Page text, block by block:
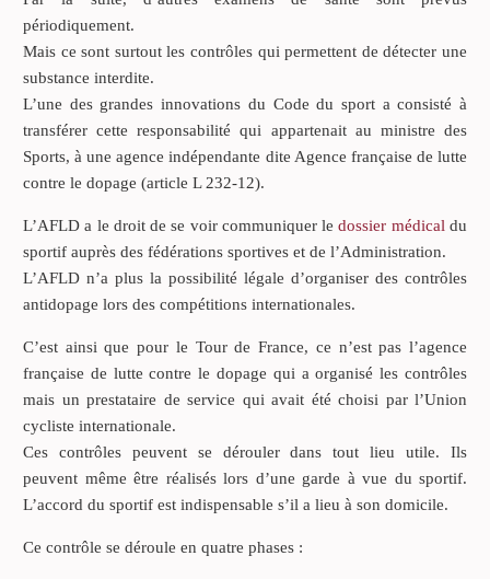
périodiquement.
Mais ce sont surtout les contrôles qui permettent de détecter une
substance interdite.
L’une des grandes innovations du Code du sport a consisté à
transférer cette responsabilité qui appartenait au ministre des
Sports, à une agence indépendante dite Agence française de lutte
contre le dopage (article L 232-12).
L’AFLD a le droit de se voir communiquer ledossier médical du
sportif auprès des fédérations sportives et de l’Administration.
L’AFLD n’a plus la possibilité légale d’organiser des contrôles
antidopage lors des compétitions internationales.
C’est ainsi que pour le Tour de France, ce n’est pas l’agence
française de lutte contre le dopage qui a organisé les contrôles
mais un prestataire de service qui avait été choisi par l’Union
cycliste internationale.
Ces contrôles peuvent se dérouler dans tout lieu utile. Ils
peuvent même être réalisés lors d’une garde à vue du sportif.
L’accord du sportif est indispensable s’il a lieu à son domicile.
Ce contrôle se déroule en quatre phases :